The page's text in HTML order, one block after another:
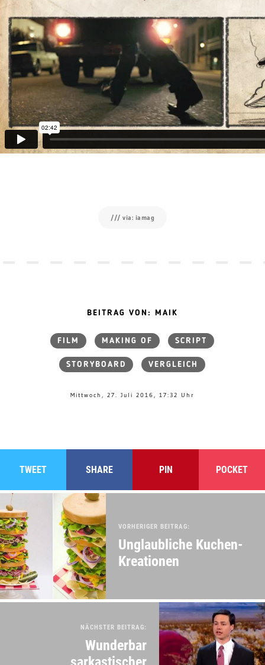
/// via: iamag
BEITRAG VON: MAIK
FILM MAKING OF SCRIPT
STORYBOARD VERGLEICH
Mittwoch, 27. Juli 2016, 17:32 Uhr
TWEET SHARE PIN POCKET
VORHERIGER BEITRAG:
Unglaubliche Kuchen-
Kreationen
NÄCHSTER BEITRAG:
Wunderbar